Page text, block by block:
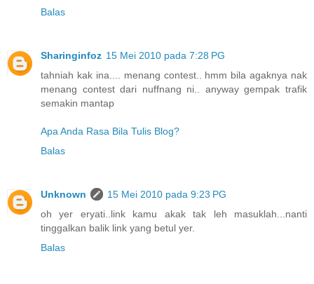
Balas
Sharinginfoz 15 Mei 2010 pada 7:28 PG
tahniah kak ina.... menang contest.. hmm bila agaknya nak
menang contest dari nuffnang ni.. anyway gempak trafik
semakin mantap
Apa Anda Rasa Bila Tulis Blog?
Balas
Unknown
15 Mei 2010 pada 9:23 PG
oh yer eryati..link kamu akak tak leh masuklah...nanti
tinggalkan balik link yang betul yer.
Balas